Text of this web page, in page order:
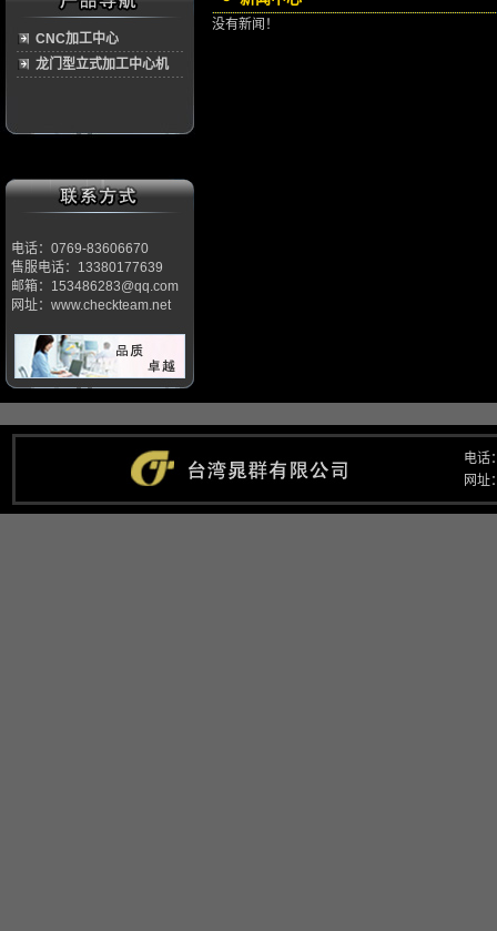
CNC加工中心
龙门型立式加工中心机
电话：0769-83606670
售服电话：13380177639
邮箱：153486283@qq.com
网址：www.checkteam.net
没有新闻！
电话
网址